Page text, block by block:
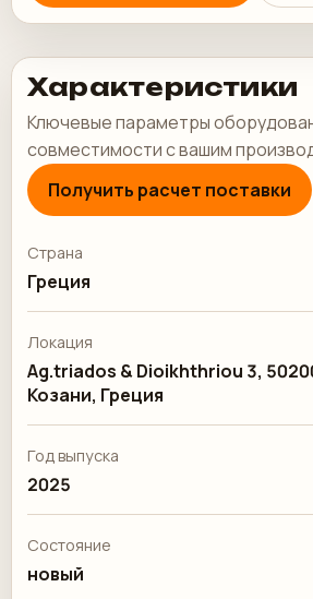
Характеристики
Ключевые параметры
совместимости с вашим
Получить расчет поставки
Страна
Греция
Локация
Ag.triados & Dioikhthriou 3,
Козани, Греция
Год выпуска
2025
Состояние
новый